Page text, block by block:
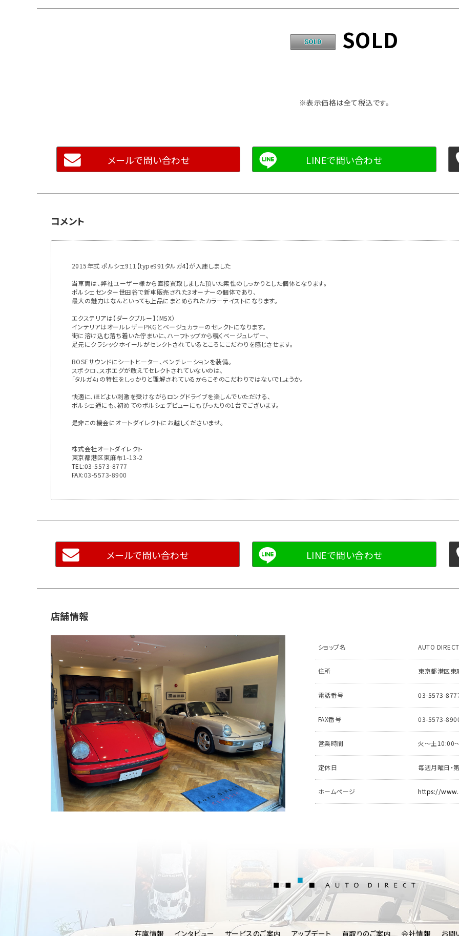
SOLD
※表示価格は全て税込です。
メールで問い合わせ
コメント
2015年式 ポルシェ911【type991タルガ4】が入庫しました
当車両は、弊社ユーザー様から直接買取しました頂いた素性のしっかりとした個体となります。
ポルシェセンター世田谷で新車販売された3オーナーの個体であり、
最大の魅力はなんといっても上品にまとめられたカラーテイストになります。
エクステリアは【ダークブルー】（M5X）
インテリアはオールレザーPKGとベージュカラーのセレクトになります。
街に溶け込む落ち着いた佇まいに、ハーフトップから覗くベージュレザー、
足元にクラシックホイールがセレクトされているところにこだわりを感じさせます。
BOSEサウンドにシートヒーター、ベンチレーションを装備。
スポクロ、スポエグが敢えてセレクトされていないのは、
「タルガ4」の特性をしっかりと理解されているからこそのこだわりではないでしょうか。
快適に、ほどよい刺激を受けながらロングドライブを楽しんでいただける、
ポルシェ通にも、初めてのポルシェデビューにもぴったりの1台でございます。
是非この機会にオートダイレクトにお越しくださいませ。
株式会社オートダイレクト
東京都港区東麻布1-13-2
TEL:03-5573-8777
FAX:03-5573-8900
メールで問い合わせ
店舗情報
ショップ名 AUTO DIRECT
住所 東京都港区
電話番号 03-5573-
FAX番号 03-5573-
営業時間 火～土10:00
定休日 毎週月曜日・
ホームページ https://
AUTO
在庫情報 インタビュー サービスのご案内 アップデート 買取りのご案内 会社情報 お問